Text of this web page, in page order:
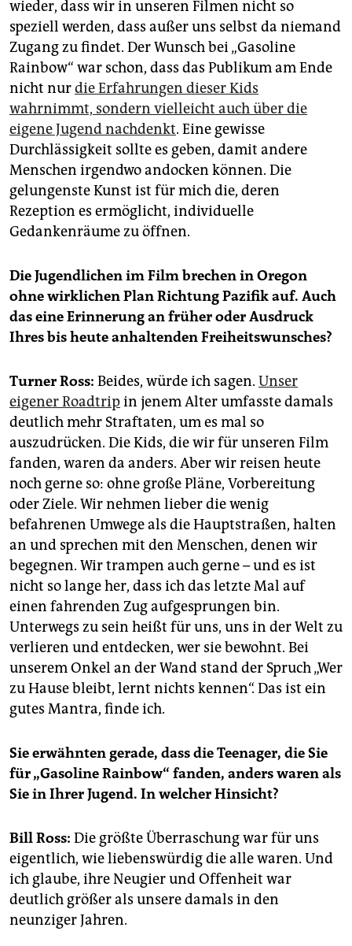
wieder, dass wir in unseren Filmen nicht so
speziell werden, dass außer uns selbst da niemand
Zugang zu findet. Der Wunsch bei „Gasoline
Rainbow“ war schon, dass das Publikum am Ende
nicht nurdie Erfahrungen dieser Kids
wahrnimmt, sondern vielleicht auch über die
eigene Jugend nachdenkt. Eine gewisse
Durchlässigkeit sollte es geben, damit andere
Menschen irgendwo andocken können. Die
gelungenste Kunst ist für mich die, deren
Rezeption es ermöglicht, individuelle
Gedankenräume zu öffnen.
Die Jugendlichen im Film brechen in Oregon
ohne wirklichen Plan Richtung Pazifik auf. Auch
das eine Erinnerung an früher oder Ausdruck
Ihres bis heute anhaltenden Freiheitswunsches?
Turner Ross: Beides, würde ich sagen. Unser
eigener Road­tripin jenem Alter umfasste damals
deutlich mehr Straftaten, um es mal so
auszudrücken. Die Kids, die wir für unseren Film
fanden, waren da anders. Aber wir reisen heute
noch gerne so: ohne große Pläne, Vorbereitung
oder Ziele. Wir nehmen lieber die wenig
befahrenen Umwege als die Hauptstraßen, halten
an und sprechen mit den Menschen, denen wir
begegnen. Wir trampen auch gerne – und es ist
nicht so lange her, dass ich das letzte Mal auf
einen fahrenden Zug aufgesprungen bin.
Unterwegs zu sein heißt für uns, uns in der Welt zu
verlieren und entdecken, wer sie bewohnt. Bei
unserem Onkel an der Wand stand der Spruch „Wer
zu Hause bleibt, lernt nichts kennen“. Das ist ein
gutes Mantra, finde ich.
Sie erwähnten gerade, dass die Teenager, die Sie
für „Gasoline Rainbow“ fanden, anders waren als
Sie in Ihrer Jugend. In welcher Hinsicht?
Bill Ross: Die größte Überraschung war für uns
eigentlich, wie liebenswürdig die alle waren. Und
ich glaube, ihre Neugier und Offenheit war
deutlich größer als unsere damals in den
neunziger Jahren.